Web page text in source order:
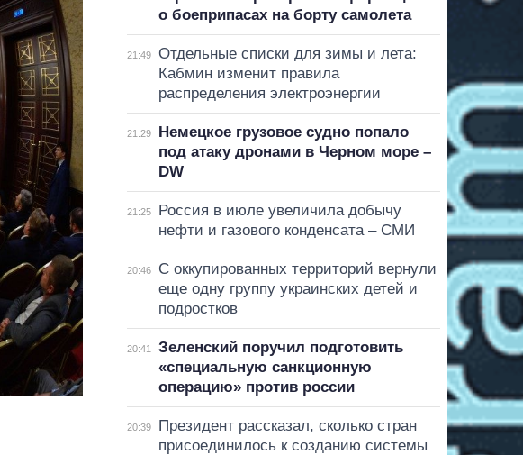
о боеприпасах на борту самолета
21:49
Отдельные списки для зимы и лета:
Кабмин изменит правила
распределения электроэнергии
21:29
Немецкое грузовое судно попало
под атаку дронами в Черном море –
DW
21:25
Россия в июле увеличила добычу
нефти и газового конденсата – СМИ
20:46
С оккупированных территорий вернули
еще одну группу украинских детей и
подростков
20:41
Зеленский поручил подготовить
«специальную санкционную
операцию» против россии
20:39
Президент рассказал, сколько стран
присоединилось к созданию системы